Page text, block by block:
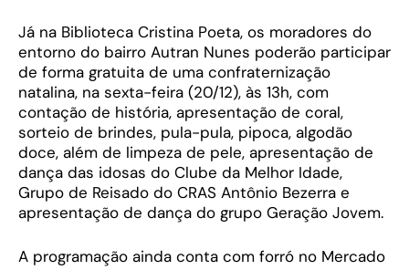
Já na Biblioteca Cristina Poeta, os moradores do
entorno do bairro Autran Nunes poderão participar
de forma gratuita de uma confraternização
natalina, na sexta-feira (20/12), às 13h, com
contação de história, apresentação de coral,
sorteio de brindes, pula-pula, pipoca, algodão
doce, além de limpeza de pele, apresentação de
dança das idosas do Clube da Melhor Idade,
Grupo de Reisado do CRAS Antônio Bezerra e
apresentação de dança do grupo Geração Jovem.
A programação ainda conta com forró no Mercado